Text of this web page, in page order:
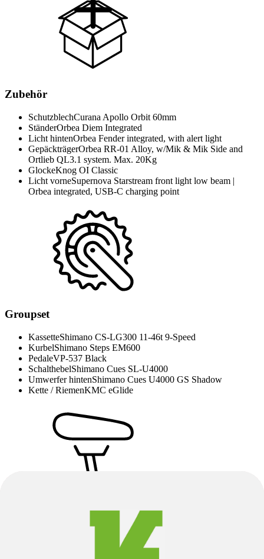
Zubehör
SchutzblechCurana Apollo Orbit 60mm
StänderOrbea Diem Integrated
Licht hintenOrbea Fender integrated, with alert light
GepäckträgerOrbea RR-01 Alloy, w/Mik & Mik Side and
Ortlieb QL3.1 system. Max. 20Kg
GlockeKnog OI Classic
Licht vorneSupernova Starstream front light low beam |
Orbea integrated, USB-C charging point
Groupset
KassetteShimano CS-LG300 11-46t 9-Speed
KurbelShimano Steps EM600
PedaleVP-537 Black
SchalthebelShimano Cues SL-U4000
Umwerfer hintenShimano Cues U4000 GS Shadow
Kette / RiemenKMC eGlide
Selle Royal Vivo Ergo
Alloy 31.6x300mm Offset 0